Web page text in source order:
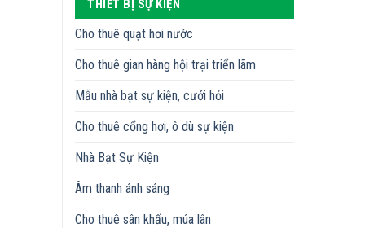
THIẾT BỊ SỰ KIỆN
Cho thuê quạt hơi nước
Cho thuê gian hàng hội trại triển lãm
Mẫu nhà bạt sự kiện, cưới hỏi
Cho thuê cổng hơi, ô dù sự kiện
Nhà Bạt Sự Kiện
Âm thanh ánh sáng
Cho thuê sân khấu, múa lân